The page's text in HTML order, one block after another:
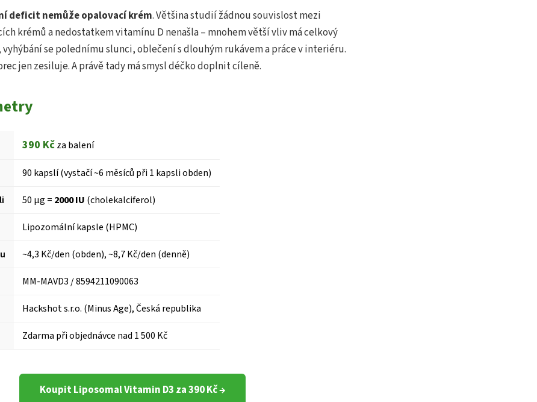
deficit nemůže opalovací krém. Většina studií žádnou souvislost mezi
krémů a nedostatkem vitamínu D nenašla – mnohem větší vliv má celkový
se polednímu slunci, oblečení s dlouhým rukávem a práce v interiéru.
jen zesiluje. A právě tady má smysl déčko doplnit cíleně.
390 Kčza balení
90 kapslí (vystačí ~6 měsíců při 1 kapsli obden)
50 µg = 2000 IU (cholekalciferol)
Lipozomální kapsle (HPMC)
~4,3 Kč/den (obden), ~8,7 Kč/den (denně)
MM-MAVD3 / 8594211090063
Hackshot s.r.o. (Minus Age), Česká republika
Zdarma při objednávce nad 1 500 Kč
Koupit Liposomal Vitamin D3 za 390 Kč →